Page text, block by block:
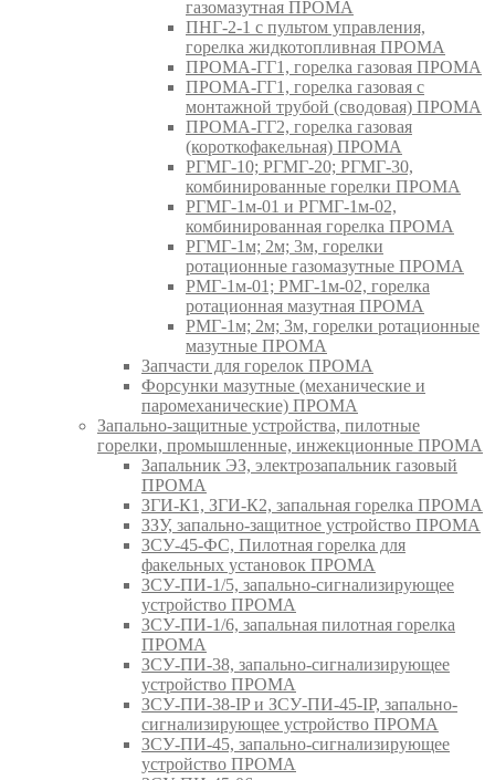
газомазутная ПРОМА
ПНГ-2-1 с пультом управления,
горелка жидкотопливная ПРОМА
ПРОМА-ГГ1, горелка газовая ПРОМА
ПРОМА-ГГ1, горелка газовая с
монтажной трубой (сводовая) ПРОМА
ПРОМА-ГГ2, горелка газовая
(короткофакельная) ПРОМА
РГМГ-10; РГМГ-20; РГМГ-30,
комбинированные горелки ПРОМА
РГМГ-1м-01 и РГМГ-1м-02,
комбинированная горелка ПРОМА
РГМГ-1м; 2м; 3м, горелки
ротационные газомазутные ПРОМА
РМГ-1м-01; РМГ-1м-02, горелка
ротационная мазутная ПРОМА
РМГ-1м; 2м; 3м, горелки ротационные
мазутные ПРОМА
Запчасти для горелок ПРОМА
Форсунки мазутные (механические и
паромеханические) ПРОМА
Запально-защитные устройства, пилотные
горелки, промышленные, инжекционные ПРОМА
Запальник ЭЗ, электрозапальник газовый
ПРОМА
ЗГИ-К1, ЗГИ-К2, запальная горелка ПРОМА
ЗЗУ, запально-защитное устройство ПРОМА
ЗСУ-45-ФС, Пилотная горелка для
факельных установок ПРОМА
ЗСУ-ПИ-1/5, запально-сигнализирующее
устройство ПРОМА
ЗСУ-ПИ-1/6, запальная пилотная горелка
ПРОМА
ЗСУ-ПИ-38, запально-сигнализирующее
устройство ПРОМА
ЗСУ-ПИ-38-IP и ЗСУ-ПИ-45-IP, запально-
сигнализирующее устройство ПРОМА
ЗСУ-ПИ-45, запально-сигнализирующее
устройство ПРОМА